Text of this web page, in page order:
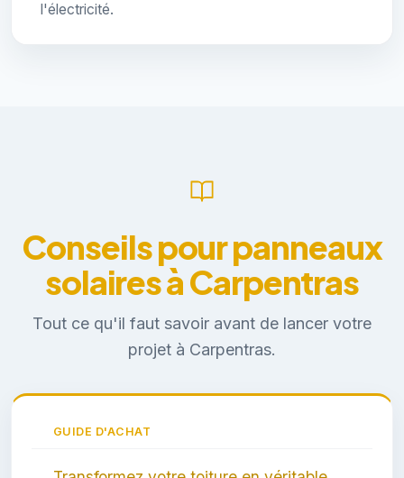
l'électricité.
Conseils pour panneaux
solaires à Carpentras
Tout ce qu'il faut savoir avant de lancer votre
projet à Carpentras.
GUIDE D'ACHAT